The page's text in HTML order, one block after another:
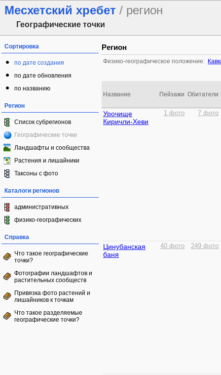
Месхетский хребет / регион
Географические точки
Сортировка
по дате создания
по дате обновления
по названию
Регион
Список субрегионов
Географические точки
Ландшафты и сообщества
Растения и лишайники
Таксоны с фото
Каталоги регионов
административных
физико-географических
Справка
Что такое географические
точки?
Фотографии ландшафтов и
растительных сообществ
Привязка фото растений и
лишайников к точкам
Что такое разделяемые
географические точки?
Регион
Физико-географическое положение:
Название Пейзажи Обитатели
Урочище
Киричли-Хеви
1 фото 7 фото
Цинубанская
баня
40 фото 249 фото